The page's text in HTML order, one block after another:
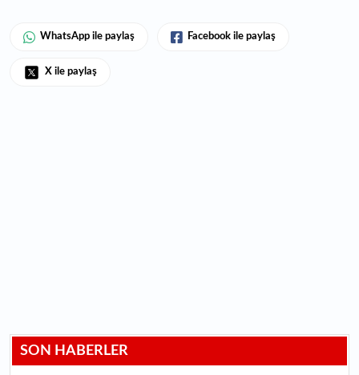
WhatsApp ile paylaş Facebook ile paylaş
X ile paylaş
SON HABERLER